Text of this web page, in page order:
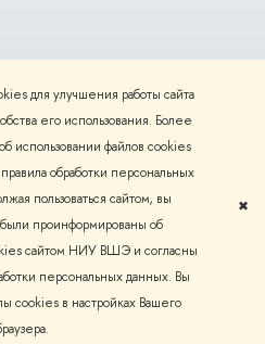
для улучшения работы сайта
его использования. Более
использовании файлов cookies
обработки персональных
пользоваться сайтом, вы
проинформированы об
сайтом НИУ ВШЭ и согласны
персональных данных. Вы
cookies в настройках Вашего
✖
Редактору
и контакты Условия
конфиденциальности
Карта
вШколе дизайна НИУ